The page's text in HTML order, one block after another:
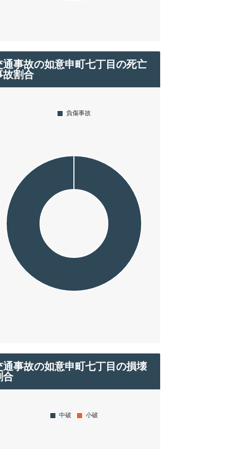
通事故の如意申町七丁目の死亡
故割合
通事故の如意申町七丁目の損壊
合